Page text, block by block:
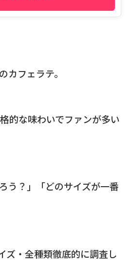
フェラテ。
的な味わいでファンが多い
う？」「どのサイズが一番
ズ・全種類徹底的に調査し